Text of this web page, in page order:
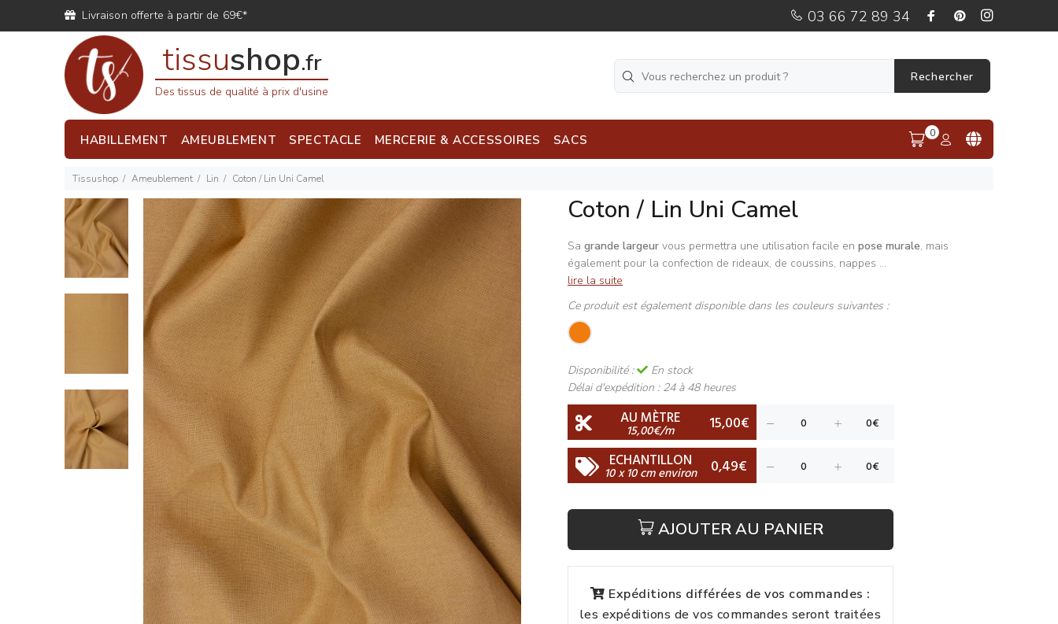
Livraison offerte à partir de 69€* 03 66 72 89 34
tissushop.fr
Des tissus de qualité à prix d'usine
Rechercher
HABILLEMENT AMEUBLEMENT SPECTACLE MERCERIE & ACCESSOIRES SACS 0
Tissushop Ameublement Lin Coton / Lin Uni Camel
Coton / Lin Uni Camel
Sa grande largeur vous permettra une utilisation facile en pose murale, mais
également pour la confection de rideaux, de coussins, nappes ...
lire la suite
Ce produit est également disponible dans les couleurs suivantes :
Disponibilité :
En stock
Délai d'expédition : 24 à 48 heures
AU MÈTRE
15,00€/m 15,00€
ECHANTILLON
10 x 10 cm environ 0,49€
AJOUTER AU PANIER
Expéditions différées de vos commandes :
les expéditions de vos commandes seront traitées